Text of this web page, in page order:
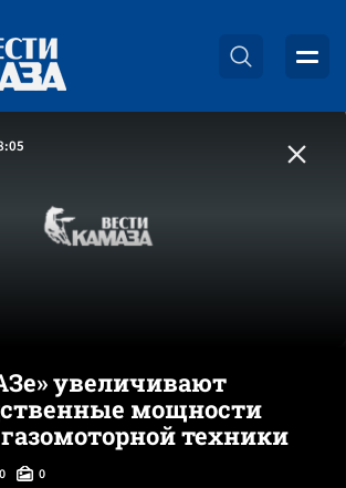
увеличивают
мощности
техники
0 0